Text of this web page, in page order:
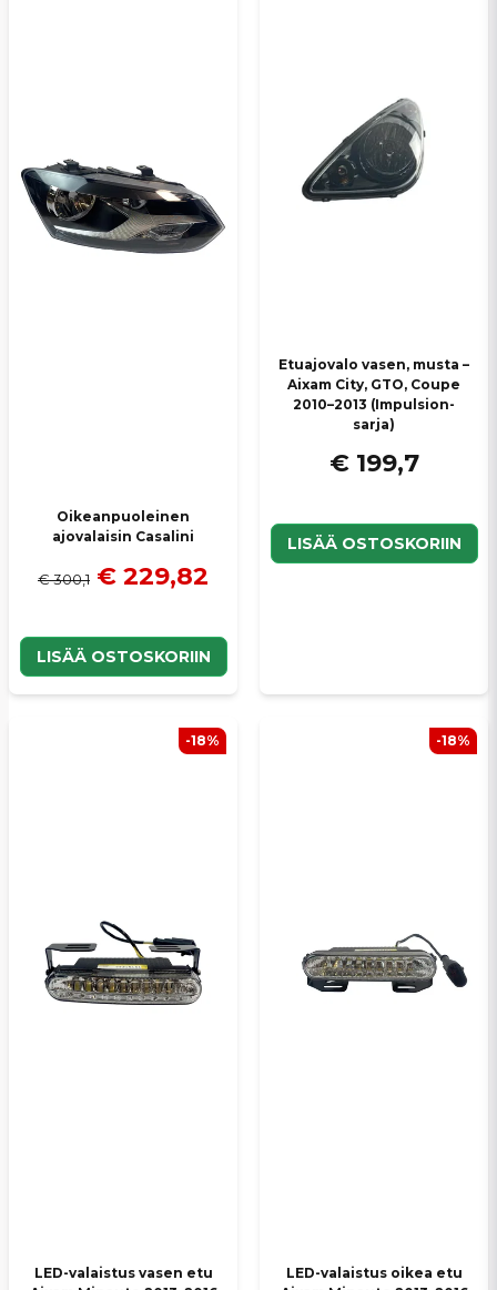
Oikeanpuoleinen
ajovalaisin Casalini
€ 300,1 € 229,82
LISÄÄ OSTOSKORIIN
Etuajovalo vasen, musta –
Aixam City, GTO, Coupe
2010–2013 (Impulsion-
sarja)
€ 199,7
LISÄÄ OSTOSKORIIN
LED-valaistus vasen etu
-18%
LED-valaistus oikea etu
-18%